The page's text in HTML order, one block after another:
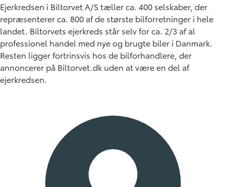
Ejerkredsen i Biltorvet A/S tæller ca. 400 selskaber, der
repræsenterer ca. 800 af de største bilforretninger i hele
landet. Biltorvets ejerkreds står selv for ca. 2/3 af al
professionel handel med nye og brugte biler i Danmark.
Resten ligger fortrinsvis hos de bilforhandlere, der
annoncerer på Biltorvet.dk uden at være en del af
ejerkredsen.